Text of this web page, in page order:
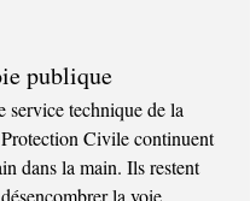
publique
service technique de la
Civile continuent
dans la main. Ils restent
la voie